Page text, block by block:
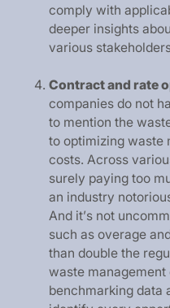
comply with applica
deeper insights abou
various stakeholder
Contractand rateo
companies do not ha
to mention the wast
to optimizing waste
costs. Across variou
surely paying too m
an industry notoriou
And it’s not uncomm
such as overage an
than double the regu
waste management
benchmarking data